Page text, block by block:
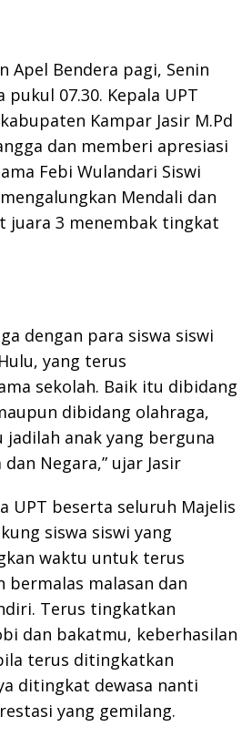
Apel Bendera pagi, Senin
pukul 07.30. Kepala UPT
Kampar Jasir M.Pd
dan memberi apresiasi
Febi Wulandari Siswi
Mendali dan
juara 3 menembak tingkat
dengan para siswa siswi
yang terus
sekolah. Baik itu dibidang
dibidang olahraga,
anak yang berguna
Negara,” ujar Jasir
UPT beserta seluruh Majelis
siswa siswi yang
waktu untuk terus
bermalas malasan dan
Terus tingkatkan
dan bakatmu, keberhasilan
terus ditingkatkan
ditingkat dewasa nanti
yang gemilang.